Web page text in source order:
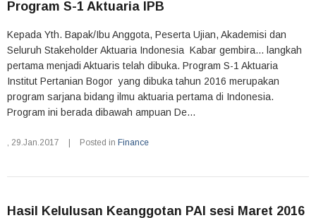
Program S-1 Aktuaria IPB
Kepada Yth. Bapak/Ibu Anggota, Peserta Ujian, Akademisi dan
Seluruh Stakeholder Aktuaria Indonesia Kabar gembira... langkah
pertama menjadi Aktuaris telah dibuka. Program S-1 Aktuaria
Institut Pertanian Bogor yang dibuka tahun 2016 merupakan
program sarjana bidang ilmu aktuaria pertama di Indonesia.
Program ini berada dibawah ampuan De...
, 29.Jan.2017 Posted in Finance
Hasil Kelulusan Keanggotan PAI sesi Maret 2016